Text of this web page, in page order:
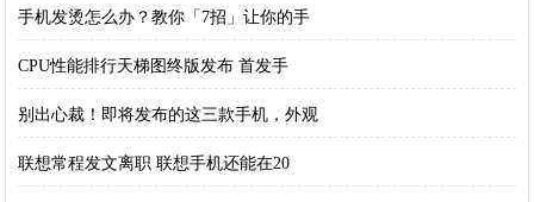
手机发烫怎么办？教你「7招」让你的手
CPU性能排行天梯图终版发布 首发手
别出心裁！即将发布的这三款手机，外观
联想常程发文离职 联想手机还能在20